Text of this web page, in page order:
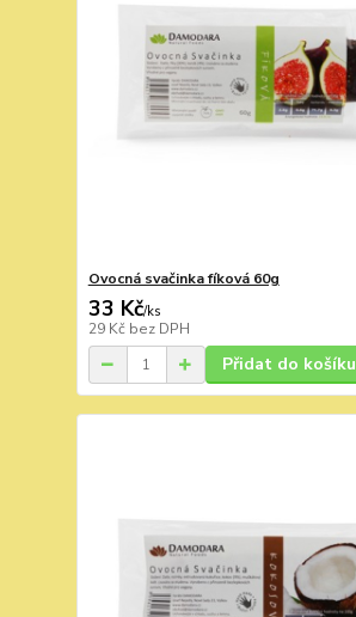
Ovocná svačinka fíková 60g
33 Kč/ks
29 Kč bez DPH
Přidat do košíku